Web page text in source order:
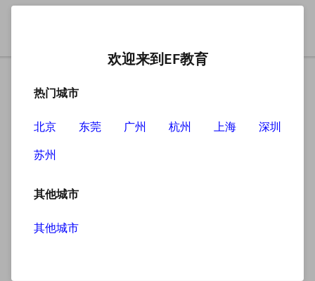
shocking
欢迎来到EF教育
热门城市
北京 东莞 广州 杭州 上海
深圳
苏州
其他城市
其他城市